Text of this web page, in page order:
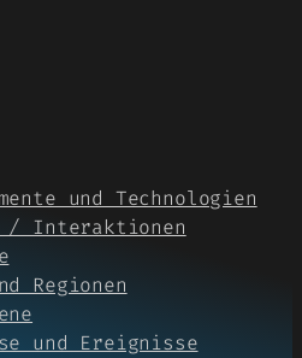
und Technologien
/ Interaktionen
Regionen
und Ereignisse